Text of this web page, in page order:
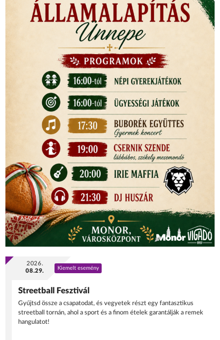
2026.
08.29.
Kiemelt esemény
Streetball Fesztivál
Gyűjtsd össze a csapatodat, és vegyetek részt egy fantasztikus
streetball tornán, ahol a sport és a finom ételek garantálják a remek
hangulatot!